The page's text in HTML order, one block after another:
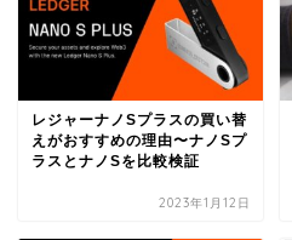
レジャーナノSプラスの買い替
えがおすすめの理由〜ナノSプ
ラスとナノSを比較検証
2023年1月12日